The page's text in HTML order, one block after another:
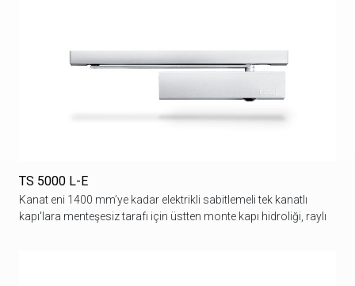
TS 5000 L-E
Kanat eni 1400 mm’ye kadar elektrikli sabitlemeli tek kanatlı
kapı'lara menteşesiz tarafı için üstten monte kapı hidroliği, raylı